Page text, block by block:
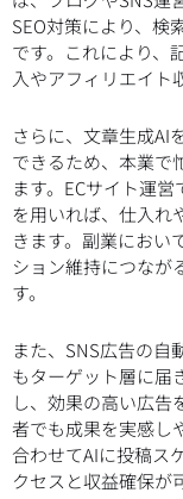
SEO対策により、検
です。これにより、
入やアフィリエイト
さらに、文章生成AI
できるため、本業で
ます。ECサイト運
を用いれば、仕入れ
きます。副業におい
ション維持につなが
す。
また、SNS広告の自
もターゲット層に届
し、効果の高い広告
者でも成果を実感し
合わせてAIに投稿ス
クセスと収益確保が